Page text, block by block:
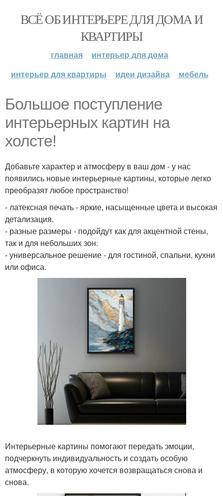
ВСЁ ОБ ИНТЕРЬЕРЕ ДЛЯ ДОМА И
КВАРТИРЫ
главная
интерьер для дома
интерьер для квартиры
идеи дизайна мебель
Большое поступление
интерьерных картин на
холсте!
Добавьте характер и атмосферу в ваш дом - у нас
появились новые интерьерные картины, которые легко
преобразят любое пространство!
- латексная печать - яркие, насыщенные цвета и высокая
детализация.
- разные размеры - подойдут как для акцентной стены,
так и для небольших зон.
- универсальное решение - для гостиной, спальни, кухни
или офиса.
Интерьерные картины помогают передать эмоции,
подчеркнуть индивидуальность и создать особую
атмосферу, в которую хочется возвращаться снова и
снова.